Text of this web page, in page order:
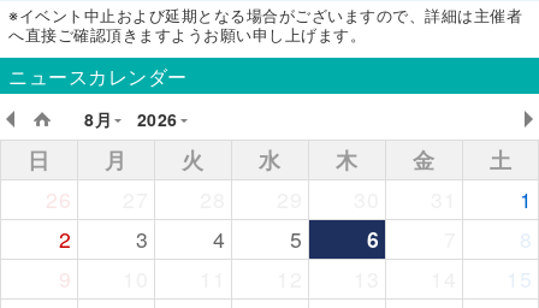
※イベント中止および延期となる場合がございますので、詳細は主催者
へ直接ご確認頂きますようお願い申し上げます。
ニュースカレンダー
8月
2026
日 月 火 水 木 金
土
26
1
2
3 4 5 6
8
9
15